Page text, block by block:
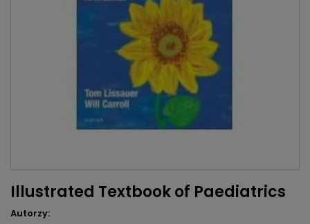
Illustrated Textbook of Paediatrics
Autorzy: